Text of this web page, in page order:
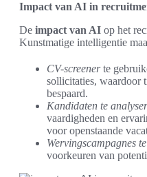
Impact van AI in
De impact van AI op het
Kunstmatige intelligentie
CV-screenerte
sollicitaties, waardoor
bespaard.
Kandidaten te
vaardigheden en
voor openstaande
Wervingscampagnes
voorkeuren van